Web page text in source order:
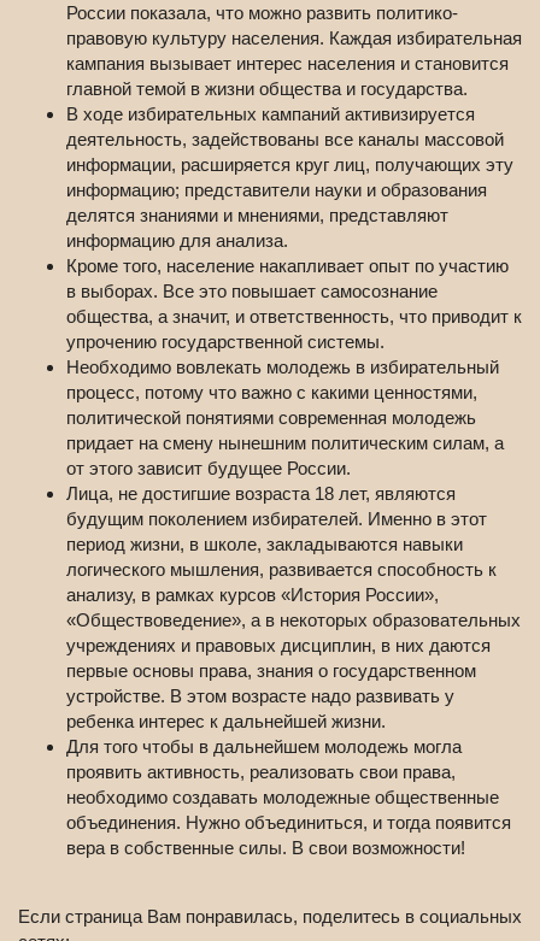
России показала, что можно развить политико-
правовую культуру населения. Каждая избирательная
кампания вызывает интерес населения и становится
главной темой в жизни общества и государства.
В ходе избирательных кампаний активизируется
деятельность, задействованы все каналы массовой
информации, расширяется круг лиц, получающих эту
информацию; представители науки и образования
делятся знаниями и мнениями, представляют
информацию для анализа.
Кроме того, население накапливает опыт по участию
в выборах. Все это повышает самосознание
общества, а значит, и ответственность, что приводит к
упрочению государственной системы.
Необходимо вовлекать молодежь в избирательный
процесс, потому что важно с какими ценностями,
политической понятиями современная молодежь
придает на смену нынешним политическим силам, а
от этого зависит будущее России.
Лица, не достигшие возраста 18 лет, являются
будущим поколением избирателей. Именно в этот
период жизни, в школе, закладываются навыки
логического мышления, развивается способность к
анализу, в рамках курсов «История России»,
«Обществоведение», а в некоторых образовательных
учреждениях и правовых дисциплин, в них даются
первые основы права, знания о государственном
устройстве. В этом возрасте надо развивать у
ребенка интерес к дальнейшей жизни.
Для того чтобы в дальнейшем молодежь могла
проявить активность, реализовать свои права,
необходимо создавать молодежные общественные
объединения. Нужно объединиться, и тогда появится
вера в собственные силы. В свои возможности!
Если страница Вам понравилась, поделитесь в социальных